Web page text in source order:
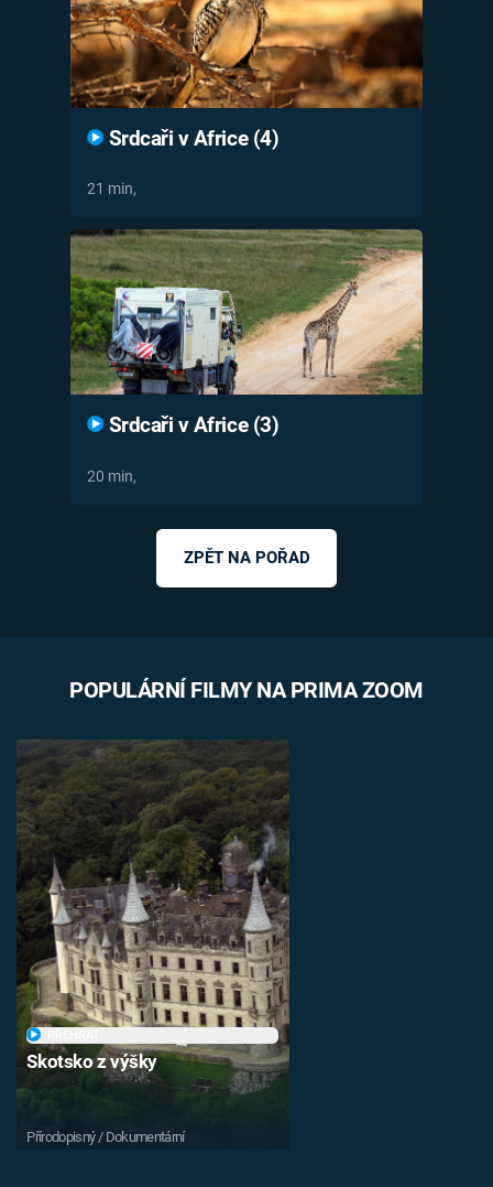
Srdcaři v Africe (4)
21 min,
Srdcaři v Africe (3)
20 min,
ZPĚT NA POŘAD
POPULÁRNÍ FILMY NA PRIMA ZOOM
Skotsko z výšky
Přírodopisný / Dokumentární